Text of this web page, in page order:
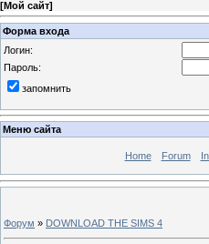
[Мой сайт]
Форма входа
Логин:
Пароль:
запомнить
Меню сайта
Home Forum
Форум » DOWNLOAD THE SIMS 4